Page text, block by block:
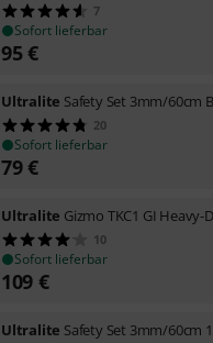
7
Sofort lieferbar
95€
Ultralite Safety Set 3mm/60cm
20
Sofort lieferbar
79€
Ultralite Gizmo TKC1 GI Heavy-
10
Sofort lieferbar
109 €
Ultralite Safety Set 3mm/60cm